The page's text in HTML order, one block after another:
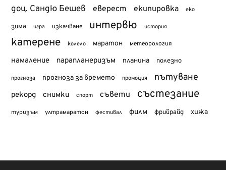
доц. Сандю Бешев еверест екипировка еко
зима игра изкачване интервю история
катерене колело маратон метеорология
намаление парапланеризъм планина полезно
прогноза прогноза за времето промоция пътуване
рекорд снимки спорт съвети състезание
туризъм ултрамаратон фестивал филм фрийрайд хижа